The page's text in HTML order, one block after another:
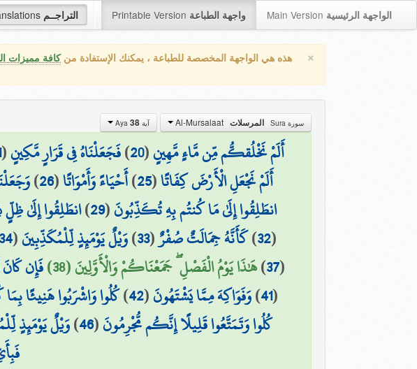
التراجــم Printable Version واجهة الطباعة Main Version الواجهة الرئيسية
× هذه هي الواجهة المخصصة للطباعة ، يمكنك الإستفادة منكافة مميزات
سورة Sura المرسلات آية Aya 38
أَلَمْ نَخْلُقكُّم مِّن مَّاءٍ مَّهِينٍ(
20
)فَجَعَلْنَاهُ فِي قَرَارٍ مَّكِينٍ(
أَلَمْ نَجْعَلِ الْأَرْضَ كِفَاتًا(
25
)أَحْيَاءً وَأَمْوَاتًا(
26
)
انطَلِقُوا إِلَىٰ مَا كُنتُم بِهِ تُكَذِّبُونَ(
29
)انطَلِقُوا إِلَىٰ
(
32
)كَأَنَّهُ جِمَالَتٌ صُفْرٌ(
33
)وَيْلٌ يَوْمَئِذٍ لِّلْمُكَذِّبِينَ(
34
(
37
)هَٰذَا يَوْمُ الْفَصْلِ ۖ جَمَعْنَاكُمْ وَالْأَوَّلِينَ (38) فَإِن
(
41
)وَفَوَاكِهَ مِمَّا يَشْتَهُونَ(
42
)كُلُوا وَاشْرَبُوا هَنِيئًا
كُلُوا وَتَمَتَّعُوا قَلِيلًا إِنَّكُم مُّجْرِمُونَ(
46
)وَيْلٌ يَوْمَئِذٍ